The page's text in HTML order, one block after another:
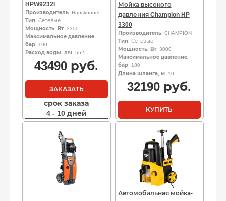
HPW9232I
Производитель: Hanskonner
Тип: Сетевые
Мощность, Вт: 3300
Максимальное давление,
бар: 190
Расход воды, л/ч: 552
43490 руб.
ЗАКАЗАТЬ
срок заказа
4 - 10 дней
Мойка высокого
давления Champion HP
3300
Производитель: CHAMPION
Тип: Сетевые
Мощность, Вт: 3000
Максимальное давление,
бар: 180
Длина шланга, м: 10
32190 руб.
КУПИТЬ
Автомобильная мойка-